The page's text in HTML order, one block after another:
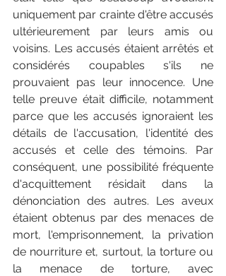
uniquement par crainte d'être accusés
ultérieurement par leurs amis ou
voisins. Les accusés étaient arrêtés et
considérés coupables s'ils ne
prouvaient pas leur innocence. Une
telle preuve était difficile, notamment
parce que les accusés ignoraient les
détails de l'accusation, l'identité des
accusés et celle des témoins. Par
conséquent, une possibilité fréquente
d'acquittement résidait dans la
dénonciation des autres. Les aveux
étaient obtenus par des menaces de
mort, l'emprisonnement, la privation
de nourriture et, surtout, la torture ou
la menace de torture, avec